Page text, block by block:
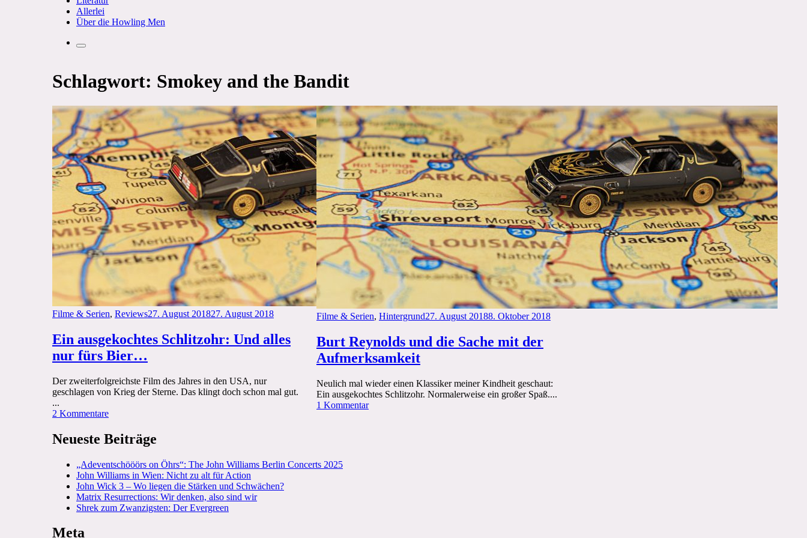
Allerlei
Über die Howling Men
Search
Schlagwort: Smokey and the Bandit
Categories
Filme & Serien, ReviewsPosted
27. August 201827. August 2018
Ein ausgekochtes Schlitzohr: Und alles
nur fürs Bier…
Der zweiterfolgreichste Film des Jahres in den USA, nur
geschlagen von Krieg der Sterne. Das klingt doch schon mal gut.
...
2 Kommentarezu
ausgekochtes
Schlitzohr:
alles
nur
fürs
Bier…
Categories
Filme & Serien, HintergrundPosted
27. August 20188. Oktober 2018
Burt Reynolds und die Sache mit der
Aufmerksamkeit
Neulich mal wieder einen Klassiker meiner Kindheit geschaut:
Ein ausgekochtes Schlitzohr. Normalerweise ein großer Spaß....
1 Kommentarzu
Neueste Beiträge
„Adeventschööörs on Öhrs“: The John Williams Berlin Concerts 2025
John Williams in Wien: Nicht zu alt für Action
John Wick 3 – Wo liegen die Stärken und Schwächen?
Matrix Resurrections: Wir denken, also sind wir
Shrek zum Zwanzigsten: Der Evergreen
Meta